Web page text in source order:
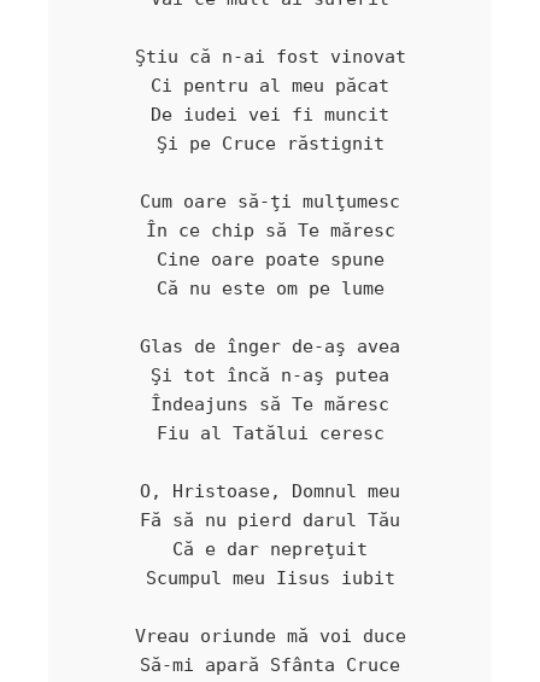
Ştiu că n-ai fost vinovat
Ci pentru al meu păcat
De iudei vei fi muncit
Şi pe Cruce răstignit
Cum oare să-ţi mulţumesc
În ce chip să Te măresc
Cine oare poate spune
Că nu este om pe lume
Glas de înger de-aş avea
Şi tot încă n-aş putea
Îndeajuns să Te măresc
Fiu al Tatălui ceresc
O, Hristoase, Domnul meu
Fă să nu pierd darul Tău
Că e dar nepreţuit
Scumpul meu Iisus iubit
Vreau oriunde mă voi duce
Să-mi apară Sfânta Cruce